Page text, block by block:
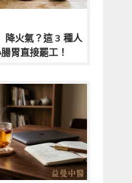
降火氣？這 3 種人
胃直接罷工！